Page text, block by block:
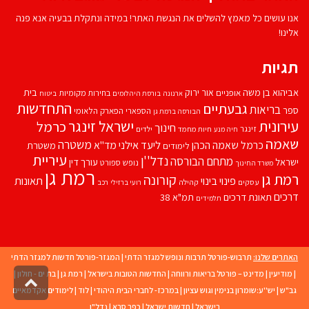
אנו עושים כל מאמץ להשלים את הנגשת האתר! במידה ונתקלת בבעיה אנא פנה
אלינו!
תגיות
אביהוא בן משהאופניים אור ירוק ארנונה בורסת היהלומים בחירות מקומיות ביטוח בית
ספרבריאותגבעתיים הבורסה ברמת גן הספארי הפארק הלאומי התחדשות
עירוניתזינגר חיה מנע חיות מחמד חינוך ילדים ישראל זינגרכרמל
שאמה כרמל שאמה הכהן לימודים ליעד אילנימד''אמשטרה משטרת
ישראל משרד החינוך מתחם הבורסהנדל''ן נופש ספורט עורך דין עיריית
רמת גן עסקים פינוי בינוי קהילה קורונה רועי ברזילי רכב רמת גן תאונות
דרכים תאונת דרכים תלמידים תמ"א 38
האתרים שלנו: תרבוש-פורטל תרבות ונופש למגזר הדתי | המגזר-פורטל חדשות למגזר הדתי
| מודיעין | מדינט – פורטל בריאות ורווחה | החדשות הטובות בישראל | רמת גן |בת ים - חולון |
גב"ש | יש''ע:שומרון בנימין וגוש עציון |במרכז- לחברי הבית היהודי |לוד |לימודים אקדמאיים
בישראל | חדשות ישראל | כפר סבא | נדל"ן